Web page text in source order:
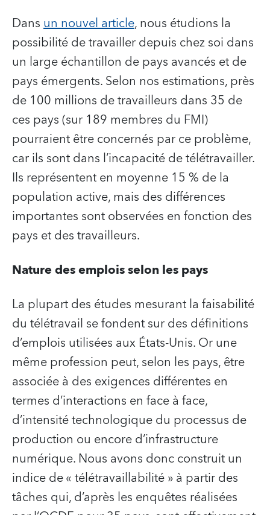
Dansun nouvel article, nous étudions la
possibilité de travailler depuis chez soi dans
un large échantillon de pays avancés et de
pays émergents. Selon nos estimations, près
de 100 millions de travailleurs dans 35 de
ces pays (sur 189 membres du FMI)
pourraient être concernés par ce problème,
car ils sont dans l’incapacité de télétravailler.
Ils représentent en moyenne 15 % de la
population active, mais des différences
importantes sont observées en fonction des
pays et des travailleurs.
Nature des emplois selon les pays
La plupart des études mesurant la faisabilité
du télétravail se fondent sur des définitions
d’emplois utilisées aux États-Unis. Or une
même profession peut, selon les pays, être
associée à des exigences différentes en
termes d’interactions en face à face,
d’intensité technologique du processus de
production ou encore d’infrastructure
numérique. Nous avons donc construit un
indice de « télétravaillabilité » à partir des
tâches qui, d’après les enquêtes réalisées